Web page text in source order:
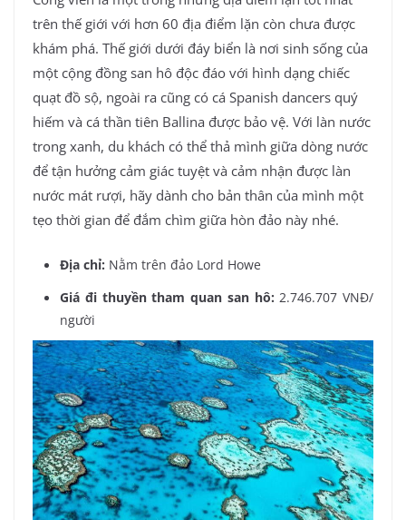
trên thế giới với hơn 60 địa điểm lặn còn chưa được
khám phá. Thế giới dưới đáy biển là nơi sinh sống của
một cộng đồng san hô độc đáo với hình dạng chiếc
quạt đồ sộ, ngoài ra cũng có cá Spanish dancers quý
hiếm và cá thần tiên Ballina được bảo vệ. Với làn nước
trong xanh, du khách có thể thả mình giữa dòng nước
để tận hưởng cảm giác tuyệt và cảm nhận được làn
nước mát rượi, hãy dành cho bản thân của mình một
tẹo thời gian để đắm chìm giữa hòn đảo này nhé.
Địa chỉ: Nằm trên đảo Lord Howe
Giá đi thuyền tham quan san hô: 2.746.707 VNĐ/
người